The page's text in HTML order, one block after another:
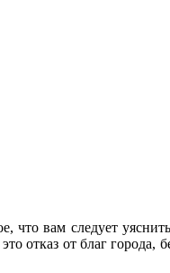
вам следует
отказ от благ города,